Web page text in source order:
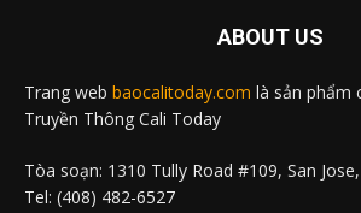
ABOUT US
Trang web baocalitoday.com là sản phẩm
Truyền Thông Cali Today
Tòa soạn: 1310 Tully Road #109, San
Tel: (408) 482-6527